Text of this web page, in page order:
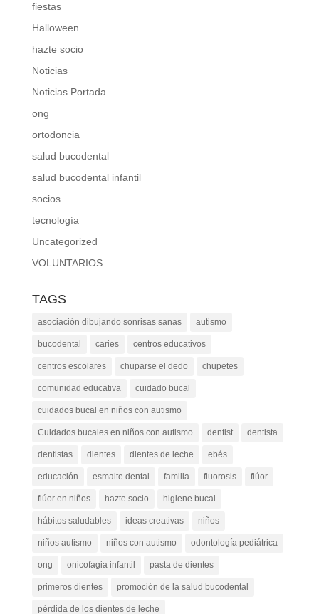
fiestas
Halloween
hazte socio
Noticias
Noticias Portada
ong
ortodoncia
salud bucodental
salud bucodental infantil
socios
tecnología
Uncategorized
VOLUNTARIOS
TAGS
asociación dibujando sonrisas sanas autismo
bucodental caries centros educativos
centros escolares chuparse el dedo chupetes
comunidad educativa cuidado bucal
cuidados bucal en niños con autismo
Cuidados bucales en niños con autismo dentist dentista
dentistas dientes dientes de leche ebés
educación esmalte dental familia fluorosis flúor
flúor en niños hazte socio higiene bucal
hábitos saludables ideas creativas niños
niños autismo niños con autismo odontología pediátrica
ong onicofagia infantil pasta de dientes
primeros dientes promoción de la salud bucodental
pérdida de los dientes de leche